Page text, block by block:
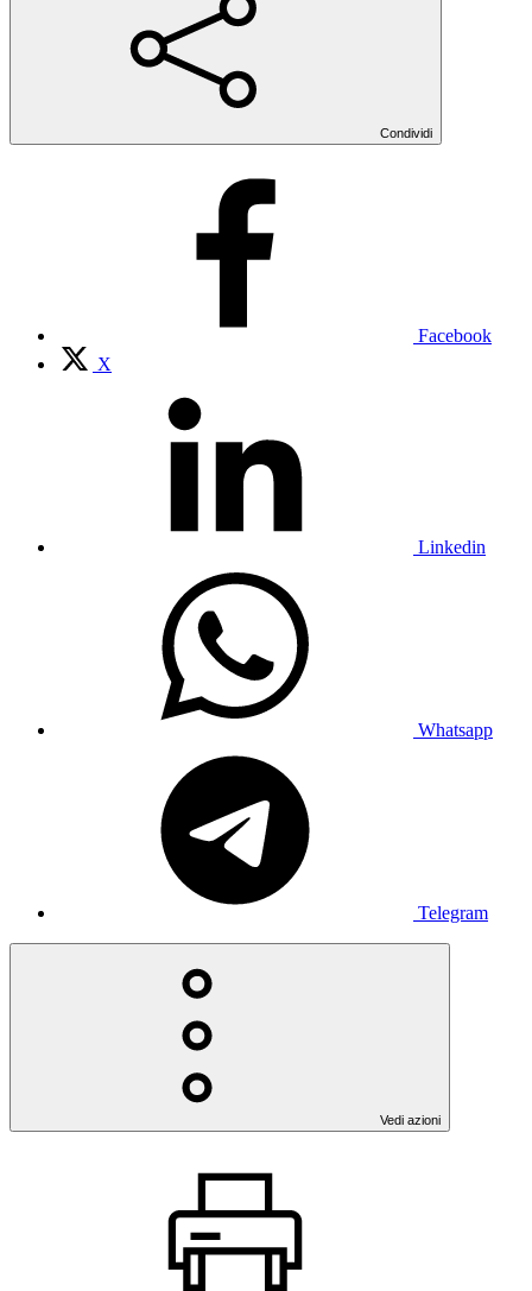
Condividi
Facebook
X
Linkedin
Whatsapp
Telegram
Vedi azioni